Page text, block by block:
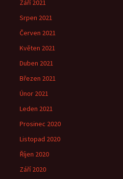
Září 2021
Srpen 2021
Červen 2021
Květen 2021
Duben 2021
Březen 2021
Únor 2021
Leden 2021
Prosinec 2020
Listopad 2020
Říjen 2020
Září 2020